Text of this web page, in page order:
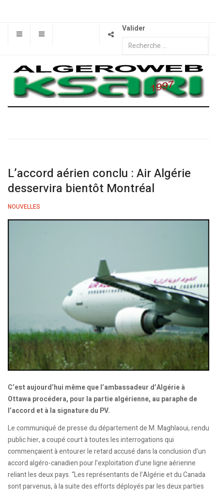
Valider
L’accord aérien conclu : Air Algérie
desservira bientôt Montréal
NOUVELLES
C’est aujourd’hui même que l’ambassadeur d’Algérie à
Ottawa procédera, pour la partie algérienne, au paraphe de
l’accord et à la signature du PV.
Le communiqué de presse du département de M. Maghlaoui, rendu
public hier, a coupé court à toutes les interrogations qui
commençaient à entourer le retard accusé dans la conclusion d’un
accord algéro-canadien pour l’exploitation d’une ligne aérienne
reliant les deux pays. “Les représentants de l’Algérie et du Canada
sont parvenus, à la suite des efforts déployés par les deux parties